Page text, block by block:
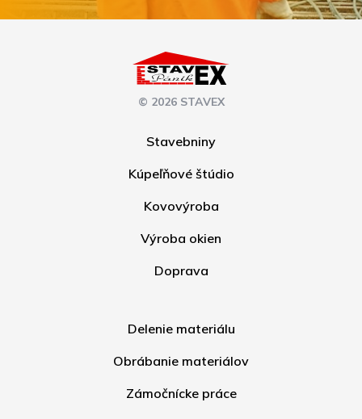
© 2026 STAVEX
Stavebniny
Kúpeľňové štúdio
Kovovýroba
Výroba okien
Doprava
Delenie materiálu
Obrábanie materiálov
Zámočnícke práce